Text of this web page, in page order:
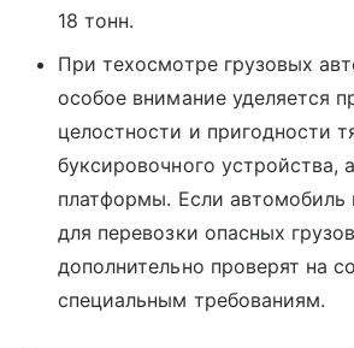
18 тонн.
При техосмотре грузовых
особое внимание уделяется
целостности и пригодности
буксировочного устройства,
платформы. Если автомобиль
для перевозки опасных
дополнительно проверят на
специальным требованиям.